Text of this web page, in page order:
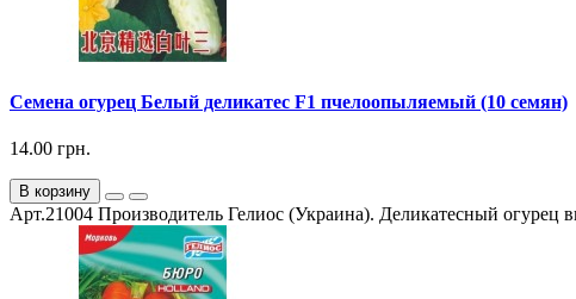
Семена огурец Белый деликатес F1 пчелоопыляемый (10 семян)
14.00 грн.
В корзину
Арт.21004 Производитель Гелиос (Украина). Деликатесный огурец